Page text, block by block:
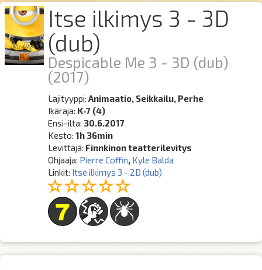
Itse ilkimys 3 - 3D
(dub)
Despicable Me 3 - 3D (dub)
(2017)
Lajityyppi:Animaatio, Seikkailu, Perhe
Ikäraja: K-7 (4)
Ensi-ilta: 30.6.2017
Kesto:1h 36min
Levittäjä: Finnkinon teatterilevitys
Ohjaaja: Pierre Coffin, Kyle Balda
Linkit: Itse ilkimys 3 - 2D (dub)